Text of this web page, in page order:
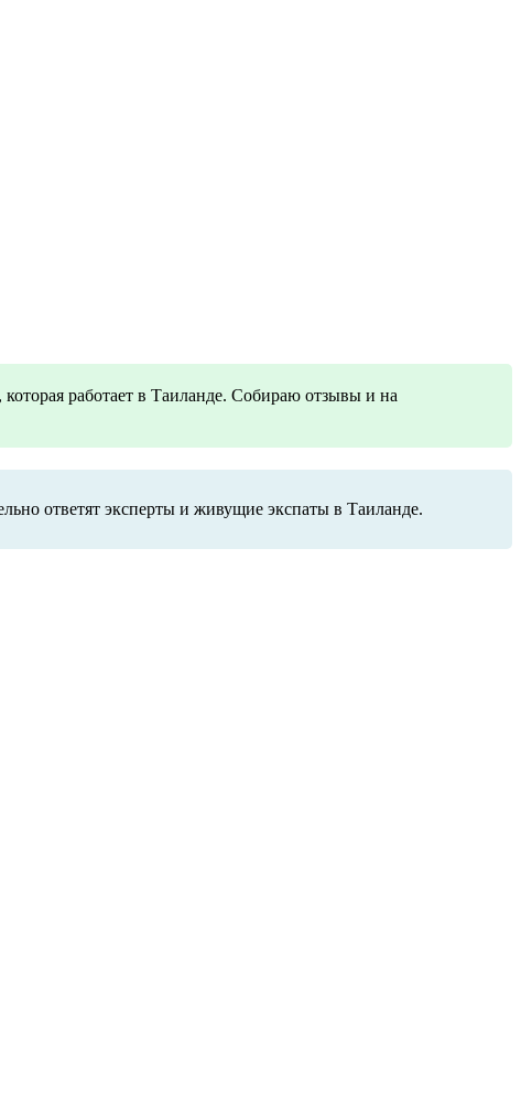
работает в Таиланде. Собираю отзывы и на
ответят эксперты и живущие экспаты в Таиланде.